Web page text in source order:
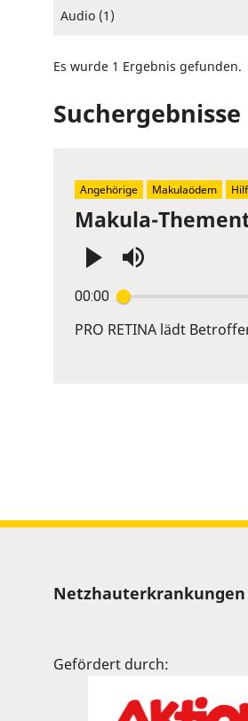
Audio (1)
Es wurde 1 Ergebnis gefunden.
Suchergebnisse
Makula-
00:00
Enter
or
PRO RETINA lädt
Angehörige Makulaödem
Sitemap
Netzhauterkrankungen
Gefördert durch: